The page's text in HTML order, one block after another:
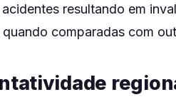
resultando em
comparadas com